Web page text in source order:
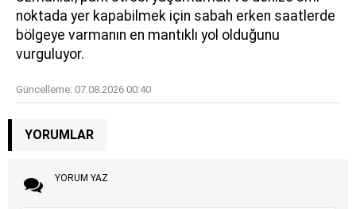
noktada yer kapabilmek için sabah erken saatlerde
bölgeye varmanın en mantıklı yol olduğunu
vurguluyor.
Güncelleme: 07.08.2026 00:40
YORUMLAR
YORUM YAZ